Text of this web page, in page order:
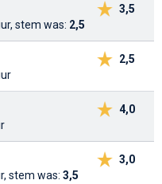
3,5
stem was: 2,5
2,5
4,0
3,0
stem was: 3,5